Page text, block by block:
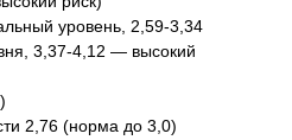
уровень, 2,59-3,34
3,37-4,12 — высокий
2,76 (норма до 3,0)